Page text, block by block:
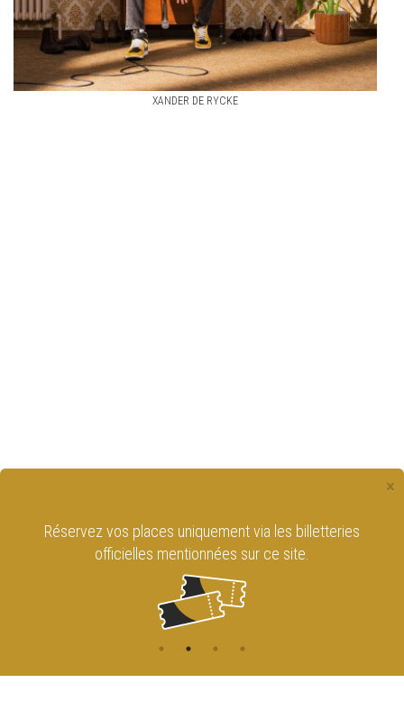
XANDER DE RYCKE
×
Réservez vos places uniquement via les billetteries
officielles mentionnées sur ce site.